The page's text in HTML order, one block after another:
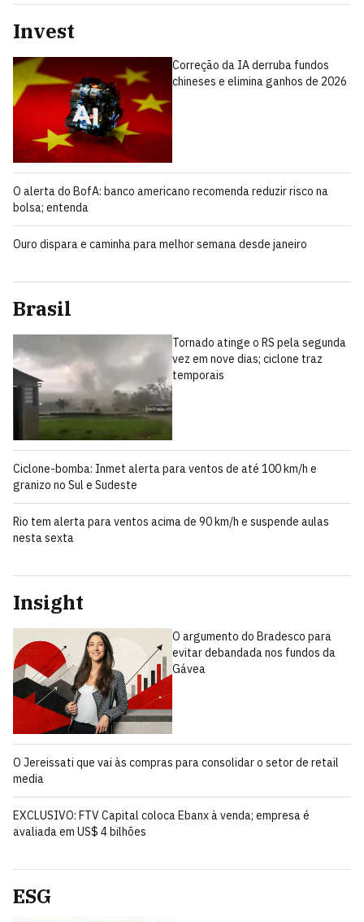
Invest
Correção da IA derruba fundos
chineses e elimina ganhos de 2026
O alerta do BofA: banco americano recomenda reduzir risco na
bolsa; entenda
Ouro dispara e caminha para melhor semana desde janeiro
Brasil
Tornado atinge o RS pela segunda
vez em nove dias; ciclone traz
temporais
Ciclone-bomba: Inmet alerta para ventos de até 100 km/h e
granizo no Sul e Sudeste
Rio tem alerta para ventos acima de 90 km/h e suspende aulas
nesta sexta
Insight
O argumento do Bradesco para
evitar debandada nos fundos da
Gávea
O Jereissati que vai às compras para consolidar o setor de retail
media
EXCLUSIVO: FTV Capital coloca Ebanx à venda; empresa é
avaliada em US$ 4 bilhões
ESG